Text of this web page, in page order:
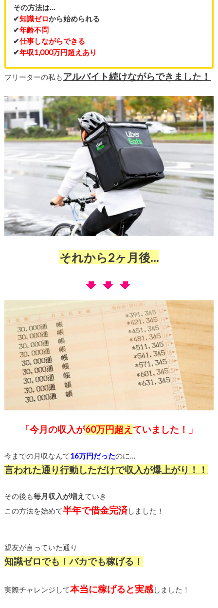
その方法は…
✔知識ゼロから始められる
✔年齢不問
✔仕事しながらできる
✔年収1,000万円超えあり
フリーターの私も アルバイト続けながらできました！
それから2ヶ月後…
「今月の収入が60万円超え ていました！」
今までの月収なんて16万円だったのに…
言われた通り行動しただけで収入が爆上がり！！
その後も毎月収入が増え ていき
この方法を始めて半年で借金完済しました！
親友が言っていた通り
知識ゼロでも！バカでも稼げる！
実際チャレンジして本当に稼げると実感しました！